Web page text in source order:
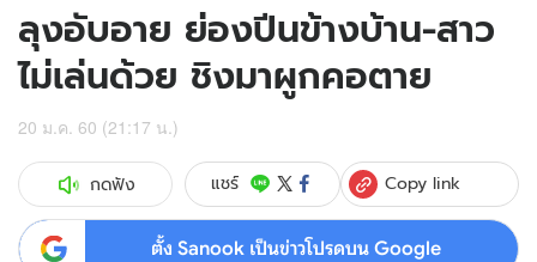
ลุงอับอาย ย่องปีนข้างบ้าน-สาว
ไม่เล่นด้วย ชิงมาผูกคอตาย
20 ม.ค. 60 (21:17 น.)
กดฟัง แชร์ Copy link
ตั้ง Sanook เป็นข่าวโปรดบน Google